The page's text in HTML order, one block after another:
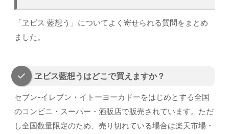
「ヱビス 藍想う」についてよく寄せられる質問をまとめ
ました。
ヱビス藍想うはどこで買えますか？
セブン-イレブン・イトーヨーカドーをはじめとする全国
のコンビニ・スーパー・酒販店で販売されています。ただ
し全国数量限定のため、売り切れている場合は楽天市場・